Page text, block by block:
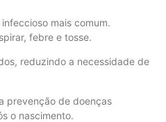
mais comum.
febre e tosse.
reduzindo a necessidade de
prevenção de doenças
o nascimento.